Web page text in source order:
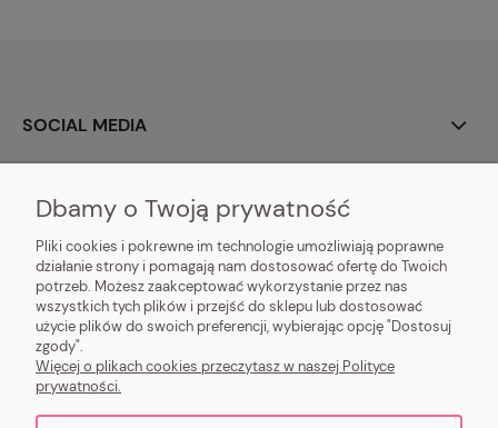
SOCIAL MEDIA
MOJE KONTO
DOSTAWA I PŁATNOŚĆ
POMOC I INFORMACJE
Dbamy o Twoją prywatność
Pliki cookies i pokrewne im technologie umożliwiają poprawne
działanie strony i pomagają nam dostosować ofertę do Twoich
potrzeb. Możesz zaakceptować wykorzystanie przez nas
wszystkich tych plików i przejść do sklepu lub dostosować
użycie plików do swoich preferencji, wybierając opcję "Dostosuj
zgody".
Więcej o plikach cookies przeczytasz w naszej Polityce
prywatności.